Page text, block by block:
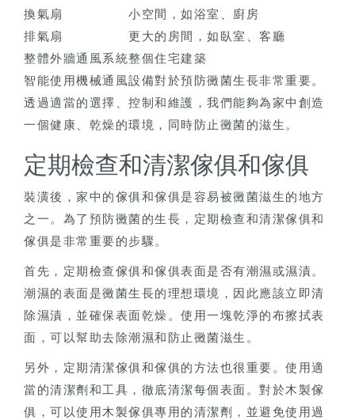
換氣扇
小空間，如浴室、廚房
排氣扇
更大的房間，如臥室、客廳
整體外牆通風系統整個住宅建築
智能使用機械通風設備對於預防黴菌生長非常重要。
透過適當的選擇、控制和維護，我們能夠為家中創造
一個健康、乾燥的環境，同時防止黴菌的滋生。
定期檢查和清潔傢俱和傢俱
裝潢後，家中的傢俱和傢俱是容易被黴菌滋生的地方
之一。為了預防黴菌的生長，定期檢查和清潔傢俱和
傢俱是非常重要的步驟。
首先，定期檢查傢俱和傢俱表面是否有潮濕或濕漬。
潮濕的表面是黴菌生長的理想環境，因此應該立即清
除濕漬，並確保表面乾燥。使用一塊乾淨的布擦拭表
面，可以幫助去除潮濕和防止黴菌滋生。
另外，定期清潔傢俱和傢俱的方法也很重要。使用適
當的清潔劑和工具，徹底清潔每個表面。對於木製傢
俱，可以使用木製傢俱專用的清潔劑，並避免使用過